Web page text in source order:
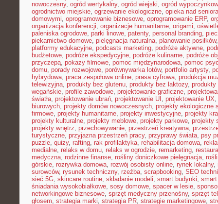
nowoczesny, ogród wertykalny, ogród wiejski, ogród
ogrodnictwo miejskie, ogrzewanie ekologiczne, opieka nad
domowymi, oprogramowanie biznesowe, oprogramowanie ERP,
organizacja konferencji, organizacje humanitarne, origami,
paleniska ogrodowe, parki linowe, patenty, personal branding,
piekarnictwo domowe, pielęgnacja naturalna, planowanie posiłków
platformy edukacyjne, podcasts marketing, podróże aktywne,
budżetowe, podróże ekspedycyjne, podróże kulinarne, podróże
przyczepą, pokazy filmowe, pomoc międzynarodowa, pomoc
domu, porady rozwojowe, porównywarka lotów, portfolio artysty,
hybrydowa, praca zespołowa online, prasa cyfrowa, produkcja
telewizyjna, produkty bez glutenu, produkty bez laktozy, produkty
wegańskie, profile zawodowe, projektowanie graficzne,
światła, projektowanie ubrań, projektowanie UI , projektowanie UX,
biurowych, projekty domów nowoczesnych, projekty ekologiczne
firmowe, projekty humanitarne, projekty inwestycyjne, projekty
projekty kulturalne, projekty meblowe, projekty parkowe, projekty
projekty wnętrz, przechowywanie, przestrzeń kreatywna,
turystyczne, przyjazna przestrzeń pracy, przyprawy świata, psy
puzzle, quizy, rafting, rak profilaktyka, rehabilitacja domowa,
medialne, relaks w domu, relaks w ogrodzie, remarketing,
medyczna, rodzinne finanse, rośliny doniczkowe pielęgnacja,
górskie, rozrywka domowa, rozwój osobisty online, rynek lokalny,
surowców, rysunek techniczny, rzeźba, scrapbooking, SEO
sieć 5G, skincare routine, składanie modeli, smart budynki,
śniadania wysokobiałkowe, sosy domowe, spacer w lesie,
networkingowe biznesowe, sprzęt medyczny przenośny, sprzęt
głosem, strategia marki, strategia PR, strategie marketingowe,